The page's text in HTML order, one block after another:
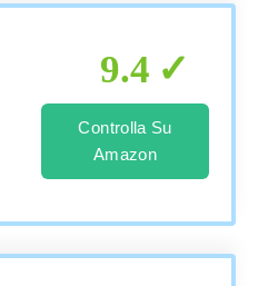
9.4
Controlla Su
Amazon